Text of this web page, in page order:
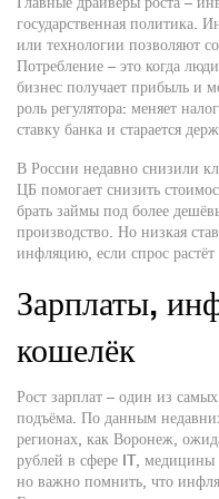
Главные драйверы роста –
государственная политика.
или технологии позволяют
Потребление – это когда
бизнес получает прибыль и
роль регулятора: меняет
ставку банка и старается
В России недавно снизили
ЦБ помогает снизить
брать займы под более
производство. Но низкая
инфляцию, если спрос
Зарплаты,
кошелёк
Рост зарплат – один из
подъёма. По данным
регионах, как Воронеж,
рублей в сфере IT, медицины
но важно помнить, что